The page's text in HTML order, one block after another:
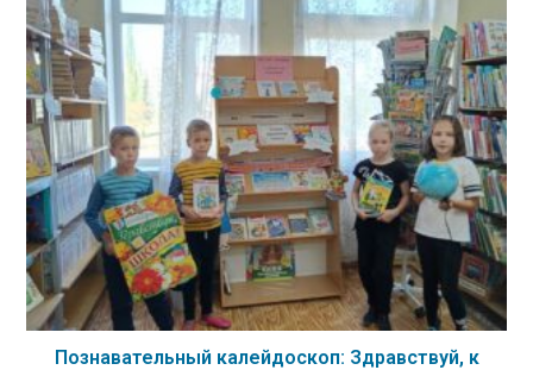
Познавательный калейдоскоп: Здравствуй, к